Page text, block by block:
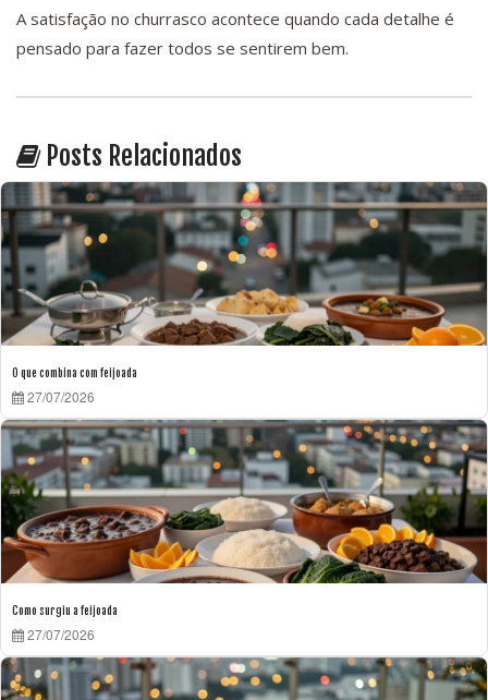
A satisfação no churrasco acontece quando cada detalhe é
pensado para fazer todos se sentirem bem.
Posts Relacionados
O que combina com feijoada
27/07/2026
Como surgiu a feijoada
27/07/2026